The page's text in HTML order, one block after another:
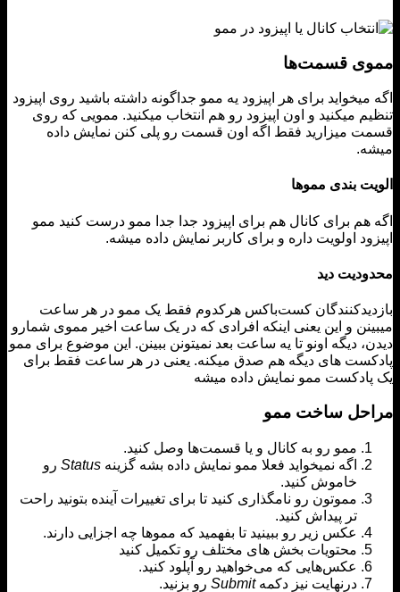
قسمت‌ها
برای هر اپیزود یه ممو جداگونه داشته باشید روی اپیزود
میکنید و اون اپیزود رو هم انتخاب میکنید. ممویی که روی
میزارید فقط اگه اون قسمت رو پلی کنن نمایش داده
بندی مموها
هم برای کانال هم برای اپیزود جدا جدا ممو درست کنید ممو
اولویت داره و برای کاربر نمایش داده میشه.
دید
کست‌باکس هرکدوم فقط یک ممو در هر ساعت
و این یعنی اینکه افرادی که در یک ساعت اخیر مموی شمارو
دیگه اونو تا یه ساعت بعد نمیتونن ببینن. این موضوع برای ممو
های دیگه هم صدق میکنه. یعنی در هر ساعت فقط برای
ممو نمایش داده میشه
ساخت ممو
ممو رو به کانال و یا قسمت‌ها وصل کنید.
اگه نمیخواید فعلا ممو نمایش داده بشه گزینهStatusرو
خاموش کنید.
مموتون رو نامگذاری کنید تا برای تغییرات آینده بتونید راحت
تر پیداش کنید.
عکس زیر رو ببینید تا بفهمید که مموها چه اجزایی دارند.
محتویات بخش های مختلف رو تکمیل کنید
عکس‌هایی که می‌خواهید رو آپلود کنید.
درنهایت نیز دکمهSubmitرو بزنید.